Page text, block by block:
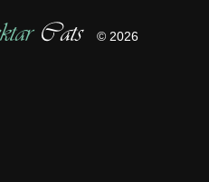
Cats © 2026